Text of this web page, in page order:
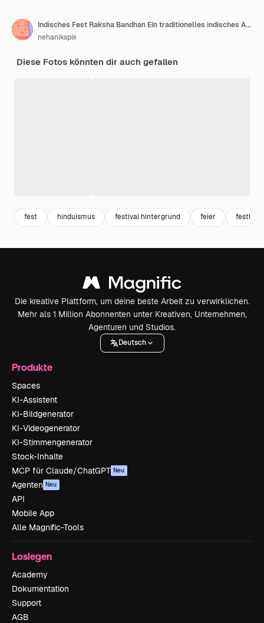
Indisches Fest Raksha Bandhan Ein traditionelles indisches Armband mit Kumkumrise und indischer Währung
nehanikspix
Diese Fotos könnten dir auch gefallen
fest hinduismus festival hintergrund feier festlich
Die kreative Plattform, um deine beste Arbeit zu verwirklichen.
Mehr als 1 Million Abonnenten unter Kreativen, Unternehmen,
Agenturen und Studios.
Deutsch
Produkte
Spaces
KI-Assistent
KI-Bildgenerator
KI-Videogenerator
KI-Stimmengenerator
Stock-Inhalte
MCP für Claude/ChatGPT Neu
Agenten Neu
API
Mobile App
Alle Magnific-Tools
Loslegen
Academy
Dokumentation
Support
AGB